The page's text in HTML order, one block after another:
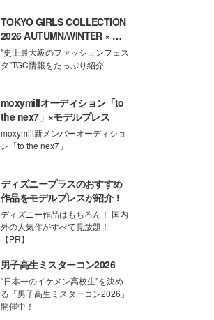
TOKYO GIRLS COLLECTION
2026 AUTUMN/WINTER × モ
デルプレス
"史上最大級のファッションフェス
タ"TGC情報をたっぷり紹介
moxymillオーディション「to
the nex7」×モデルプレス
moxymill新メンバーオーディショ
ン「to the nex7」
ディズニープラスのおすすめ
作品をモデルプレスが紹介！
ディズニー作品はもちろん！ 国内
外の人気作がすべて見放題！
【PR】
男子高生ミスターコン2026
“日本一のイケメン高校生”を決め
る「男子高生ミスターコン2026」
開催中！